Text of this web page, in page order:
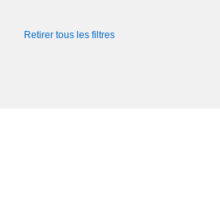
Retirer tous les filtres